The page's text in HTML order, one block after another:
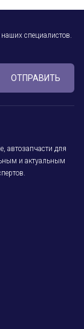
специалистов.
ОТПРАВИТЬ
автозапчасти для
и актуальным